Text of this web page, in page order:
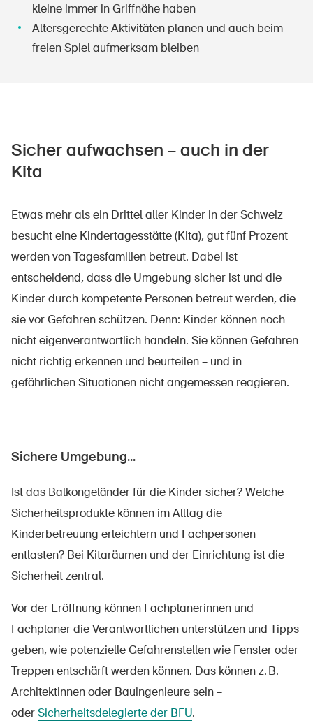
kleine immer in Griffnähe haben
Altersgerechte Aktivitäten planen und auch beim
freien Spiel aufmerksam bleiben
Sicher aufwachsen – auch in der
Kita
Etwas mehr als ein Drittel aller Kinder in der Schweiz
besucht eine Kindertagesstätte (Kita), gut fünf Prozent
werden von Tagesfamilien betreut. Dabei ist
entscheidend, dass die Umgebung sicher ist und die
Kinder durch kompetente Personen betreut werden, die
sie vor Gefahren schützen. Denn: Kinder können noch
nicht eigenverantwortlich handeln. Sie können Gefahren
nicht richtig erkennen und beurteilen – und in
gefährlichen Situationen nicht angemessen reagieren.
Sichere Umgebung...
Ist das Balkongeländer für die Kinder sicher? Welche
Sicherheitsprodukte können im Alltag die
Kinderbetreuung erleichtern und Fachpersonen
entlasten? Bei Kitaräumen und der Einrichtung ist die
Sicherheit zentral.
Vor der Eröffnung können Fachplanerinnen und
Fachplaner die Verantwortlichen unterstützen und Tipps
geben, wie potenzielle Gefahrenstellen wie Fenster oder
Treppen entschärft werden können. Das können z. B.
Architektinnen oder Bauingenieure sein –
oderSicherheitsdelegierte der BFU.